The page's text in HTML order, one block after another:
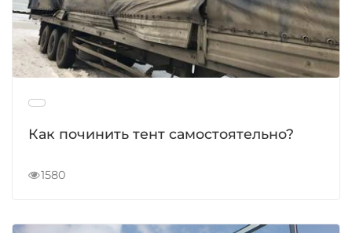
Как починить тент самостоятельно?
1580